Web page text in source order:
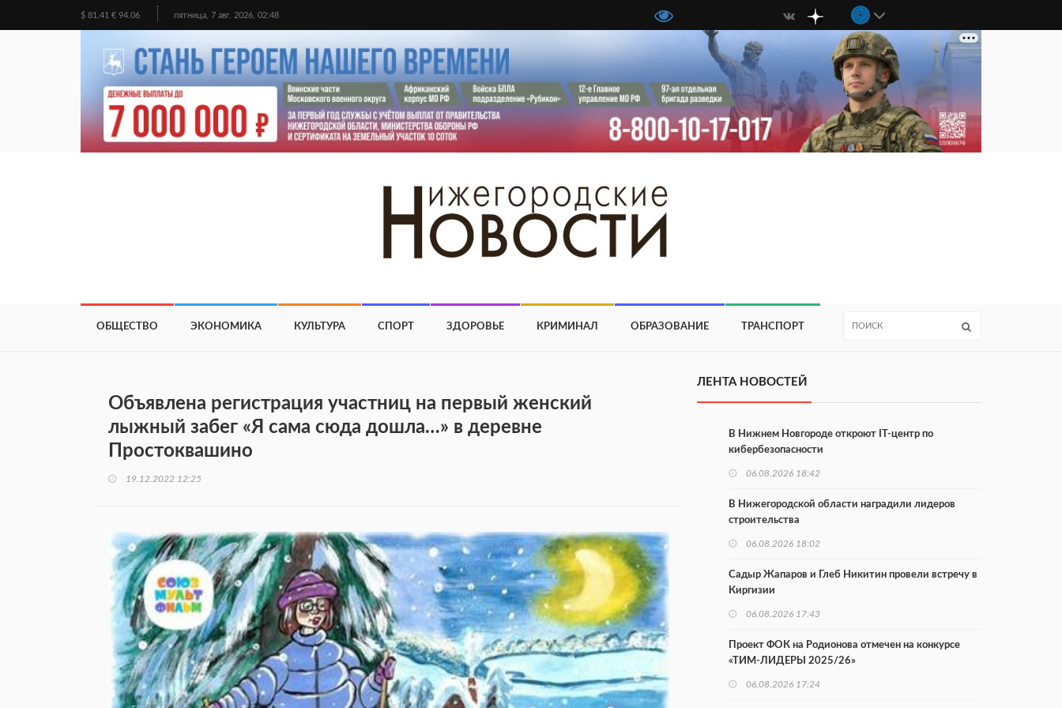
$ 81.41 € 94.06 пятница, 7 авг. 2026, 02:48
ОБЩЕСТВО ЭКОНОМИКА КУЛЬТУРА СПОРТ ЗДОРОВЬЕ КРИМИНАЛ ОБРАЗОВАНИЕ ТРАНСПОРТ
Объявлена регистрация участниц на первый женский
лыжный забег «Я сама сюда дошла…» в деревне
Простоквашино
19.12.2022 12:25
ЛЕНТА НОВОСТЕЙ
В Нижнем Новгороде откроют IT-центр по
кибербезопасности
06.08.2026 18:42
В Нижегородской области наградили лидеров
строительства
06.08.2026 18:02
Садыр Жапаров и Глеб Никитин провели встречу в
Киргизии
06.08.2026 17:43
Проект ФОК на Родионова отмечен на конкурсе
«ТИМ-ЛИДЕРЫ 2025/26»
06.08.2026 17:24